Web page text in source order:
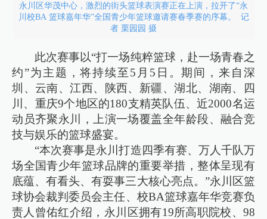
永川区华茂中心，激烈的街头篮球表演赛正在上演，拉开了“永
川校BA 篮球嘉年华”全国青少年篮球邀请赛春季赛的序幕。 记
者 栗园园 摄
此次赛事以“打一场纯粹篮球，赴一场青春之
约”为主题，将持续至5月5日。期间，来自深
圳、云南、江西、陕西、新疆、湖北、湖南、四
川、重庆9个地区的180支精英队伍、近2000名运
动员齐聚永川，上演一场覆盖全年龄段、融合竞
技与娱乐的篮球盛宴。
“本次赛事是永川打造四季有赛、万人千队万
场全国青少年篮球品牌的重要举措，整体呈现有
底蕴、有看头、有耍事三大核心亮点。”永川区篮
球协会裁判委员会主任、校BA篮球嘉年华竞赛负
责人曾佑红介绍，永川区拥有19所高职院校、98